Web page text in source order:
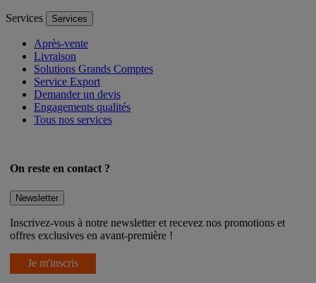
Services Services
Après-vente
Livraison
Solutions Grands Comptes
Service Export
Demander un devis
Engagements qualités
Tous nos services
On reste en contact ?
Newsletter
Inscrivez-vous à notre newsletter et recevez nos promotions et
offres exclusives en avant-première !
Je m'inscris